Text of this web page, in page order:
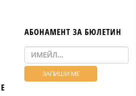
АБОНАМЕНТ ЗА БЮЛЕТИН